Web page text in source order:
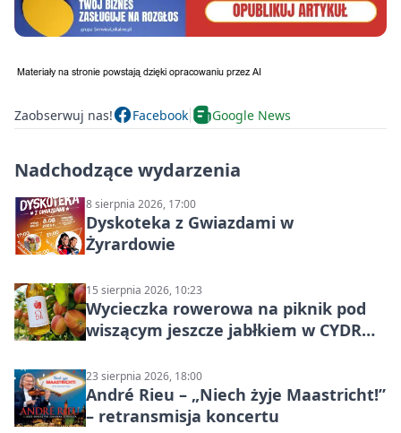
Zaobserwuj nas! Facebook Google News
Nadchodzące wydarzenia
8 sierpnia 2026, 17:00
Dyskoteka z Gwiazdami w
Żyrardowie
15 sierpnia 2026, 10:23
Wycieczka rowerowa na piknik pod
wiszącym jeszcze jabłkiem w CYDR
23 sierpnia 2026, 18:00
André Rieu – „Niech żyje Maastricht!”
– retransmisja koncertu